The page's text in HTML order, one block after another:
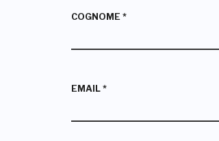
COGNOME *
EMAIL *